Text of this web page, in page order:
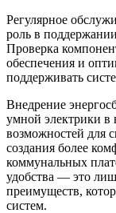
Регулярное
роль в
Проверка
обеспечения и
поддерживать
Внедрение
умной электрики в
возможностей для
создания более
коммунальных
удобства — это
преимуществ,
систем.